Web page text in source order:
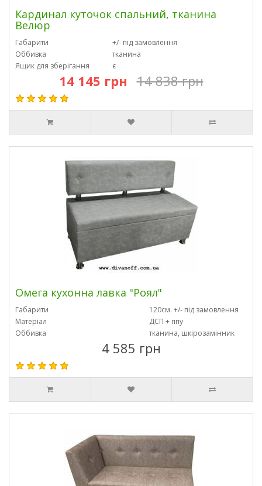
Кардинал куточок спальний, тканина
Велюр
Габарити
+/- під замовлення
Оббивка
тканина
Ящик для зберігання
є
14 145 грн 14 838 грн
Омега кухонна лавка "Роял"
Габарити
120см. +/- під замовлення
Матеріал
ДСП + ппу
Оббивка
тканина, шкірозамінник
4 585 грн